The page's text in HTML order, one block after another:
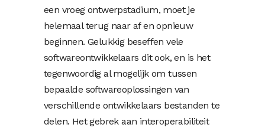
een vroeg ontwerpstadium, moet je
helemaal terug naar af en opnieuw
beginnen. Gelukkig beseffen vele
softwareontwikkelaars dit ook, en is het
tegenwoordig al mogelijk om tussen
bepaalde softwareoplossingen van
verschillende ontwikkelaars bestanden te
delen. Het gebrek aan interoperabiliteit